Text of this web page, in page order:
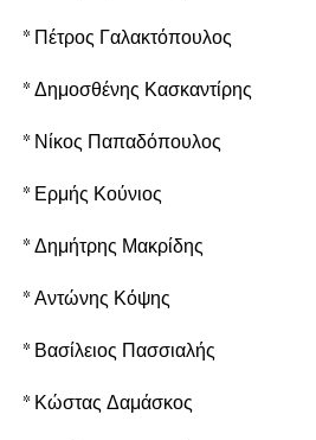
* Πέτρος Γαλακτόπουλος
* Δημοσθένης Κασκαντίρης
* Νίκος Παπαδόπουλος
* Ερμής Κούνιος
* Δημήτρης Μακρίδης
* Αντώνης Κόψης
* Βασίλειος Πασσιαλής
* Κώστας Δαμάσκος